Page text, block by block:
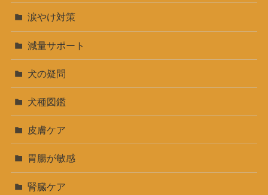
涙やけ対策
減量サポート
犬の疑問
犬種図鑑
皮膚ケア
胃腸が敏感
腎臓ケア